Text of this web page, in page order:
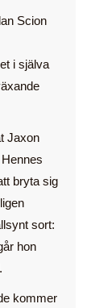
Scion
i själva
Jaxon
bryta sig
sort:
hon
kommer